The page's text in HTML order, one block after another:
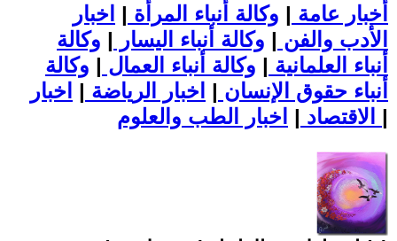
أخبار عامة | وكالة أنباء المرأة | اخبار
الأدب والفن | وكالة أنباء اليسار | وكالة
أنباء العلمانية | وكالة أنباء العمال | وكالة
أنباء حقوق الإنسان | اخبار الرياضة | اخبار
الاقتصاد | |